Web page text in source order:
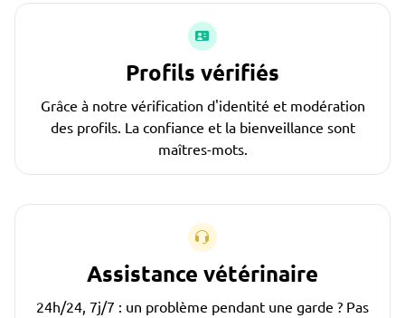
Profils vérifiés
Grâce à notre vérification d'identité et modération
des profils. La confiance et la bienveillance sont
maîtres-mots.
Assistance vétérinaire
24h/24, 7j/7 : un problème pendant une garde ? Pas